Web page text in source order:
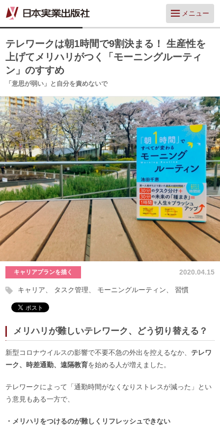
メニュー
テレワークは朝1時間で9割決まる！ 生産性を
上げてメリハリがつく「モーニングルーティ
ン」のすすめ
「意思が弱い」と自分を責めないで
2020.04.15
キャリアプランを描く
キャリア タスク管理 モーニングルーティン 習慣
メリハリが難しいテレワーク、どう切り替える？
新型コロナウイルスの影響で不要不急の外出を控えるなか、 テレワ
ーク、時差通勤、遠隔教育を始める人が増えました。
テレワークによって「通勤時間がなくなりストレスが減った」とい
う意見もある一方で、
・メリハリをつけるのが難しくリフレッシュできない